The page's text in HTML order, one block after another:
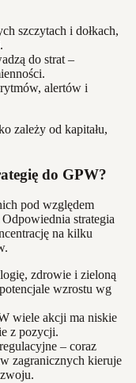
szczytach i dołkach,
do strat –
alertów i
zależy od kapitału,
do GPW?
pod względem
strategia
na kilku
zdrowie i zieloną
wzrostu wg
wiele akcji ma niskie
z pozycji.
– coraz
zagranicznych kieruje